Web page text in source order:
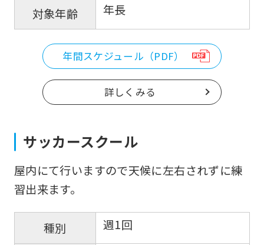
対象年齢 年長
年間スケジュール（PDF）
詳しくみる
サッカースクール
屋内にて行いますので天候に左右されずに練
習出来ます。
種別 週1回
you
fully
understand
this
before
the